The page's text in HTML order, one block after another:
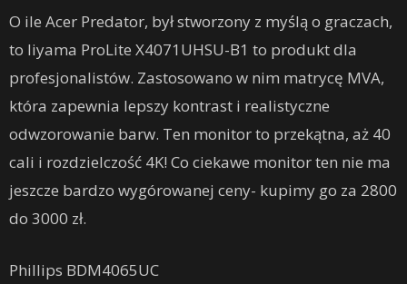
O ile Acer Predator, był stworzony z myślą o graczach,
to Iiyama ProLite X4071UHSU-B1 to produkt dla
profesjonalistów. Zastosowano w nim matrycę MVA,
która zapewnia lepszy kontrast i realistyczne
odwzorowanie barw. Ten monitor to przekątna, aż 40
cali i rozdzielczość 4K! Co ciekawe monitor ten nie ma
jeszcze bardzo wygórowanej ceny- kupimy go za 2800
do 3000 zł.
Phillips BDM4065UC